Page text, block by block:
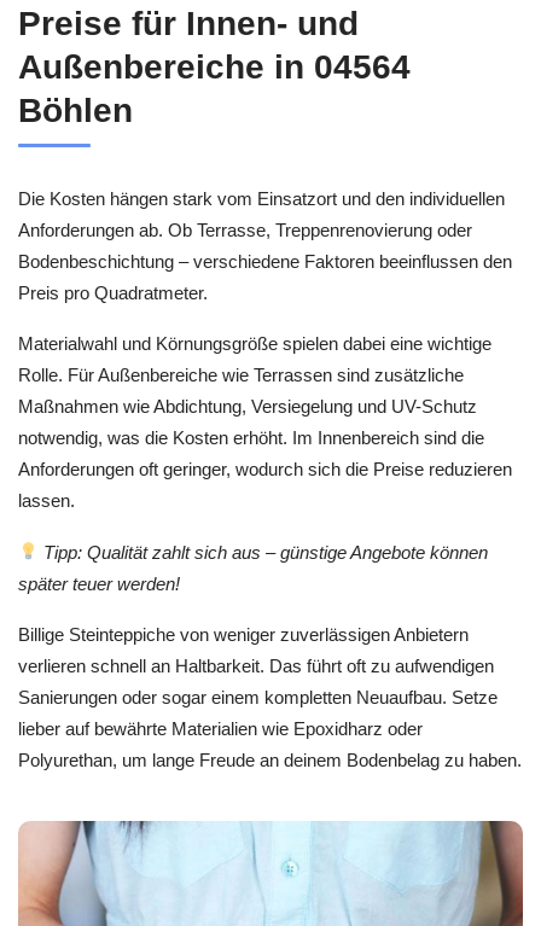
Preise für Innen- und
Außenbereiche in 04564
Böhlen
Die Kosten hängen stark vom Einsatzort und den individuellen
Anforderungen ab. Ob Terrasse, Treppenrenovierung oder
Bodenbeschichtung – verschiedene Faktoren beeinflussen den
Preis pro Quadratmeter.
Materialwahl und Körnungsgröße spielen dabei eine wichtige
Rolle. Für Außenbereiche wie Terrassen sind zusätzliche
Maßnahmen wie Abdichtung, Versiegelung und UV-Schutz
notwendig, was die Kosten erhöht. Im Innenbereich sind die
Anforderungen oft geringer, wodurch sich die Preise reduzieren
lassen.
Tipp: Qualität zahlt sich aus – günstige Angebote können
später teuer werden!
Billige Steinteppiche von weniger zuverlässigen Anbietern
verlieren schnell an Haltbarkeit. Das führt oft zu aufwendigen
Sanierungen oder sogar einem kompletten Neuaufbau. Setze
lieber auf bewährte Materialien wie Epoxidharz oder
Polyurethan, um lange Freude an deinem Bodenbelag zu haben.